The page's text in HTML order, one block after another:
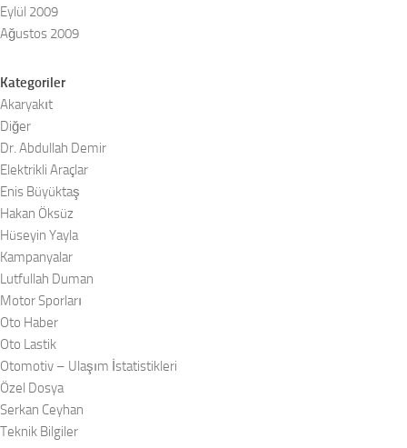
Eylül 2009
Ağustos 2009
Kategoriler
Akaryakıt
Diğer
Dr. Abdullah Demir
Elektrikli Araçlar
Enis Büyüktaş
Hakan Öksüz
Hüseyin Yayla
Kampanyalar
Lutfullah Duman
Motor Sporları
Oto Haber
Oto Lastik
Otomotiv – Ulaşım İstatistikleri
Özel Dosya
Serkan Ceyhan
Teknik Bilgiler